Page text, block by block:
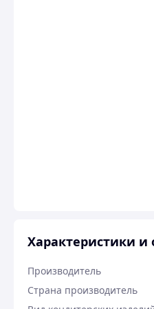
Характеристики и
Производитель
Страна производитель